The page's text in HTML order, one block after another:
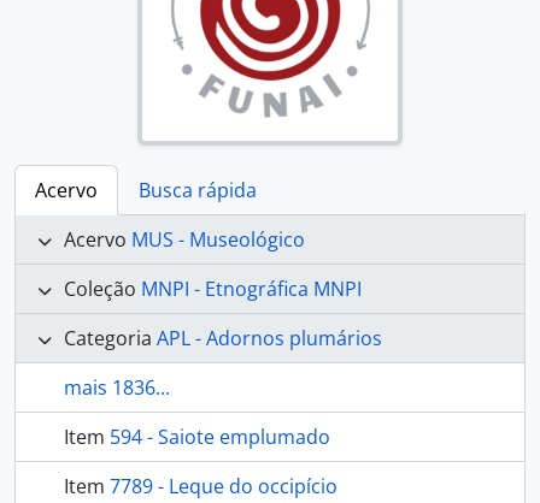
Acervo
Busca rápida
Acervo MUS - Museológico
Coleção MNPI - Etnográfica MNPI
Categoria APL - Adornos plumários
mais 1836...
Item 594 - Saiote emplumado
Item 7789 - Leque do occipício